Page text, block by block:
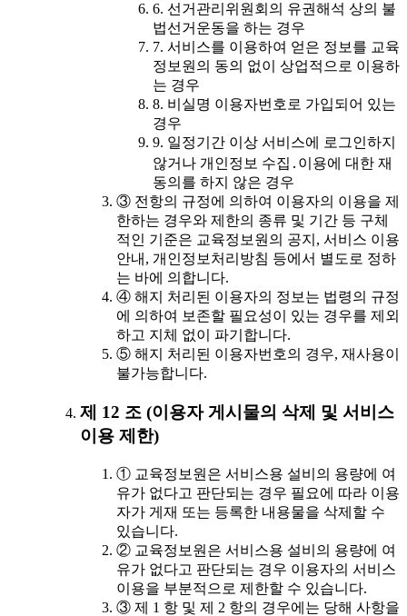
6. 선거관리위원회의 유권해석 상의 불
법선거운동을 하는 경우
7. 서비스를 이용하여 얻은 정보를 교육
정보원의 동의 없이 상업적으로 이용하
는 경우
8. 비실명 이용자번호로 가입되어 있는
경우
9. 일정기간 이상 서비스에 로그인하지
않거나 개인정보 수집․이용에 대한 재
동의를 하지 않은 경우
③ 전항의 규정에 의하여 이용자의 이용을 제
한하는 경우와 제한의 종류 및 기간 등 구체
적인 기준은 교육정보원의 공지, 서비스 이용
안내, 개인정보처리방침 등에서 별도로 정하
는 바에 의합니다.
④ 해지 처리된 이용자의 정보는 법령의 규정
에 의하여 보존할 필요성이 있는 경우를 제외
하고 지체 없이 파기합니다.
⑤ 해지 처리된 이용자번호의 경우, 재사용이
불가능합니다.
제 12 조 (이용자 게시물의 삭제 및 서비스
이용 제한)
① 교육정보원은 서비스용 설비의 용량에 여
유가 없다고 판단되는 경우 필요에 따라 이용
자가 게재 또는 등록한 내용물을 삭제할 수
있습니다.
② 교육정보원은 서비스용 설비의 용량에 여
유가 없다고 판단되는 경우 이용자의 서비스
이용을 부분적으로 제한할 수 있습니다.
③ 제 1 항 및 제 2 항의 경우에는 당해 사항을